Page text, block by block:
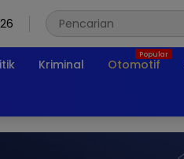
Kriminal Otomotif